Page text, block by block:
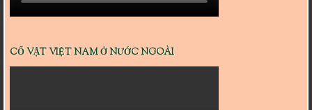
CỔ VẬT VIỆT NAM Ở NƯỚC NGOÀI